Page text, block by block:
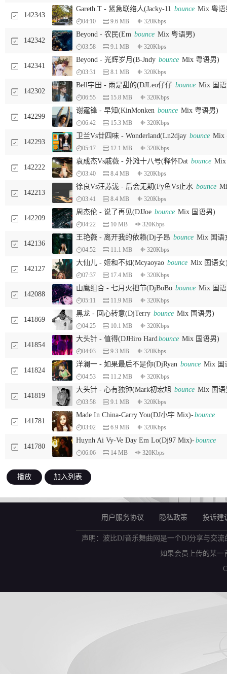
142343
Gareth.T - 紧急联络人(Jacky-11 bounce Mix 粤语
04:10 9.6 MB 320Kbps
142342
Beyond - 农民(Em bounce Mix 粤语男)
03:58 9.1 MB 320Kbps
142341
Beyond - 光辉岁月(B-Jndy bounce Mix 粤语男)
03:31 8.1 MB 320Kbps
142302
Bell宇田 - 雨是甜的(DJLeo仔仔 bounce Mix 国
06:55 15.8 MB 320Kbps
142299
谢霆锋 - 早知(KinMonken bounce Mix 粤语男)
06:42 15.3 MB 320Kbps
142293
卫兰Vs廿四味 - Wonderland(Ln2djay bounce Mix
05:17 12.1 MB 320Kbps
142222
袁成杰Vs戚薇 - 外滩十八号(释怀Dat bounce Mix
03:40 8.4 MB 320Kbps
142213
徐良Vs汪苏泷 - 后会无期(Fy鱼Vs止水 bounce
03:41 8.4 MB 320Kbps
142209
周杰伦 - 说了再见(DJJoe bounce Mix 国语男)
04:22 10 MB 320Kbps
142136
王艳薇 - 离开我的依赖(Dj子昂 bounce Mix 国语
04:52 11.1 MB 320Kbps
142127
大仙儿 - 姬和不如(Mcyaoyao bounce Mix 国语女
07:37 17.4 MB 320Kbps
142088
山鹰组合 - 七月火把节(DjBoBo bounce Mix 国
05:11 11.9 MB 320Kbps
141869
黑龙 - 回心转意(DjTerry bounce Mix 国语男)
04:25 10.1 MB 320Kbps
141854
大头针 - 值得(DJHiro Hardbounce Mix 国语男)
04:03 9.3 MB 320Kbps
141824
洋澜一 - 如果最后不是你(DjRyan bounce Mix 国
04:53 11.2 MB 320Kbps
141819
大头针 - 心有独钟(Mark初宏旭 bounce Mix 国语
03:58 9.1 MB 320Kbps
141781
Made In China-Carry You(DJ小宇 Mix)-bounce
03:02 6.9 MB 320Kbps
141780
Huynh Ai Vy-Ve Day Em Lo(Dj97 Mix)-bounce
06:06 14 MB 320Kbps
播放 加入列表
用户服务协议 隐私政策 投诉建
声明：波比DJ音乐舞曲网是一个DJ分享与交
如果会员上传的某一